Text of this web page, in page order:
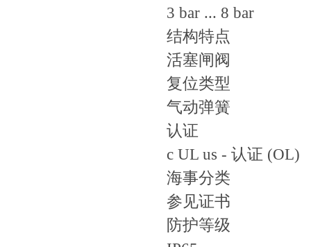
3 bar ... 8 bar
结构特点
活塞闸阀
复位类型
气动弹簧
认证
c UL us - 认证 (OL)
海事分类
参见证书
防护等级